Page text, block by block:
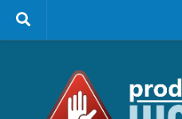
Zum Inhalt springen